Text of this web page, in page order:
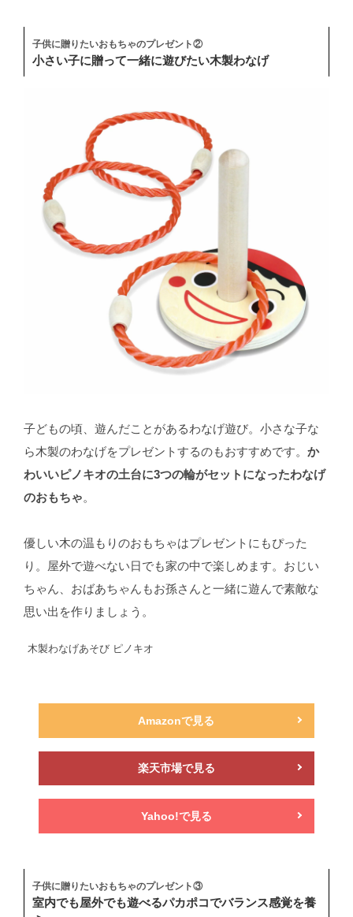
子供に贈りたいおもちゃのプレゼント②
小さい子に贈って一緒に遊びたい木製わなげ
子どもの頃、遊んだことがあるわなげ遊び。小さな子な
ら木製のわなげをプレゼントするのもおすすめです。 か
わいいピノキオの土台に3つの輪がセットになったわなげ
のおもちゃ。
優しい木の温もりのおもちゃはプレゼントにもぴった
り。屋外で遊べない日でも家の中で楽しめます。おじい
ちゃん、おばあちゃんもお孫さんと一緒に遊んで素敵な
思い出を作りましょう。
木製わなげあそび ピノキオ
Amazonで見る
楽天市場で見る
Yahoo!で見る
子供に贈りたいおもちゃのプレゼント③
室内でも屋外でも遊べるパカポコでバランス感覚を養